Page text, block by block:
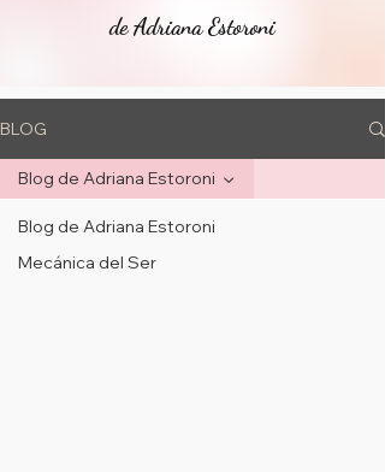
de Adriana Estoroni
BLOG
Blog de Adriana Estoroni
Mecánica del Ser
Blog de Adriana Estoroni